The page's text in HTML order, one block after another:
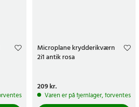
at blive sendt inden for 5-7 hverdage
Microplane krydderikværn
2i1 antik rosa
Pris:209 kr.
209 kr.
Varen er på fjernlager, forventes